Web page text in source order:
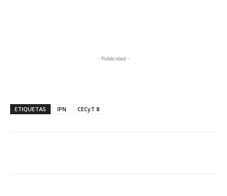
- Publicidad -
ETIQUETAS IPN CECyT 8